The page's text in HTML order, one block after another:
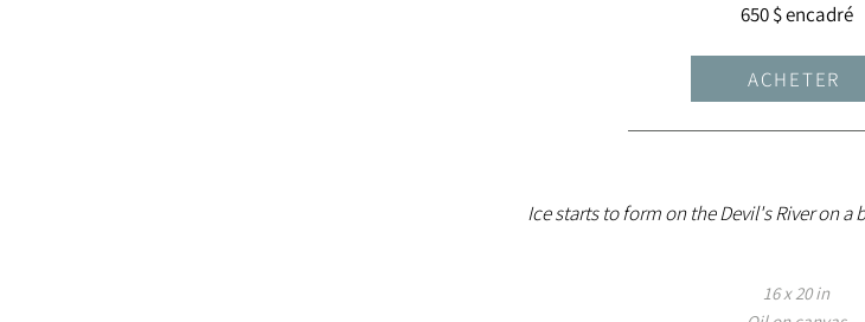
650 $ encadré
ACHETER
Ice starts to form on the Devil's River on
16 x 20 in